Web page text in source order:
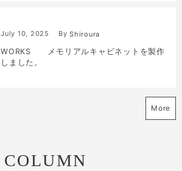
July 10, 2025 By Shiroura
WORKS メモリアルキャビネットを製作
しました。
More
COLUMN